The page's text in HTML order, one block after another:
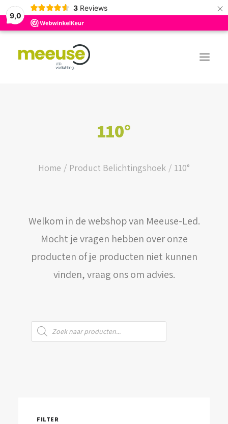
9,0
3 Reviews ×
BUDGET ASSORTIMENT
WEBSHOP
LOGIN / REGISTER
WINKELWAGEN
110°
Home Product Belichtingshoek 110°
Welkom in de webshop van Meeuse-Led.
Mocht je vragen hebben over onze
producten of je producten niet kunnen
vinden, vraag ons om advies.
Producten
zoeken
FILTER